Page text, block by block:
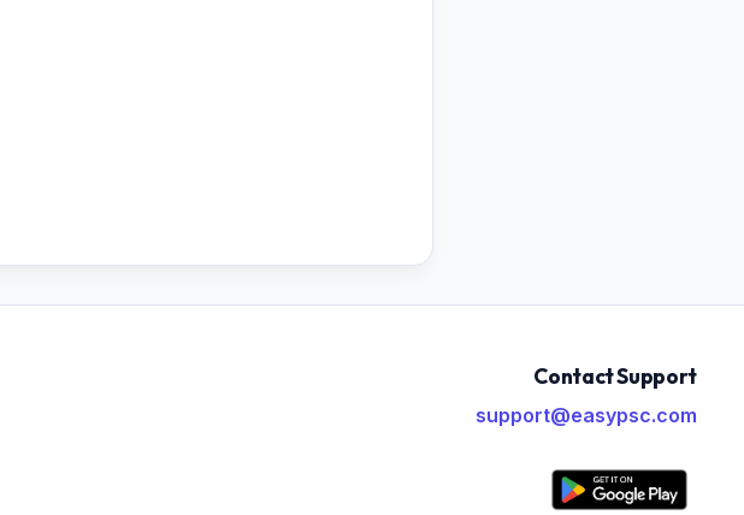
Contact Support
support@easypsc.com